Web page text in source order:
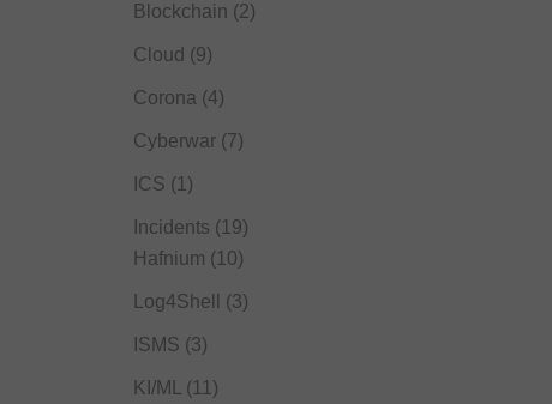
Blockchain (2)
Cloud (9)
Corona (4)
Cyberwar(7)
ICS (1)
Incidents (19)
Hafnium (10)
Log4Shell (3)
ISMS (3)
KI/ML (11)